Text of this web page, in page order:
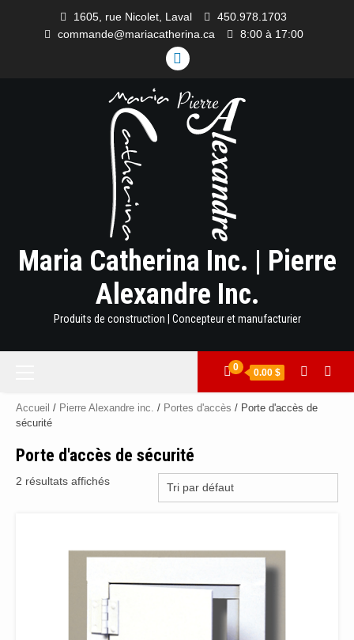
1605, rue Nicolet, Laval
450.978.1703
commande@mariacatherina.ca
8:00 à 17:00
LINKEDIN
Maria Catherina Inc. | Pierre
Alexandre Inc.
Produits de construction | Concepteur et manufacturier
0 0.00 $
Accueil / Pierre Alexandre inc. / Portes d'accès / Porte d'accès de
sécurité
Porte d'accès de sécurité
2 résultats affichés